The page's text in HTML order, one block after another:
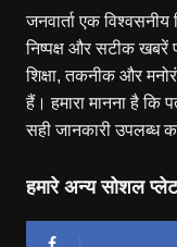
जनवार्ता एक
निष्पक्ष और सटीक खबरें
शिक्षा, तकनीक और
हैं। हमारा मानना है कि
सही जानकारी उपलब्ध
हमारे अन्य सोशल